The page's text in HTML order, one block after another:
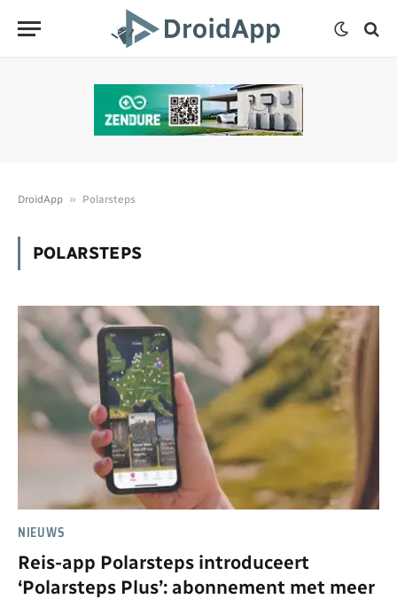
DroidApp » Polarsteps
POLARSTEPS
NIEUWS
Reis-app Polarsteps introduceert
‘Polarsteps Plus’: abonnement met meer